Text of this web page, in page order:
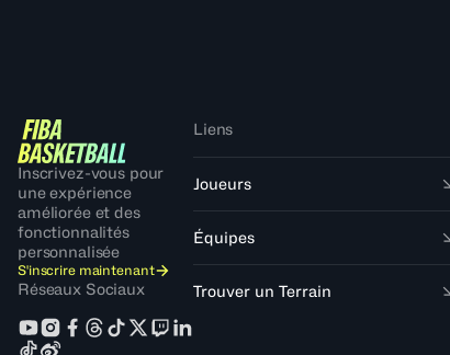
Inscrivez-vous pour
une expérience
améliorée et des
fonctionnalités
personnalisée
S'inscrire maintenant
Réseaux Sociaux
Liens
Joueurs
Équipes
Trouver un Terrain